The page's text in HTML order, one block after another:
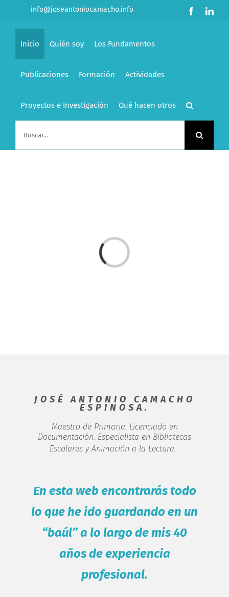
info@joseantoniocamacho.info Facebook
Inicio Quién soy Los Fundamentos
Publicaciones Formación Actividades
Proyectos e Investigación Qué hacen otros
Cargando...
JOSÉ ANTONIO CAMACHO
ESPINOSA.
Maestro de Primaria. Licenciado en
Documentación. Especialista en Bibliotecas
Escolares y Animación a la Lectura.
En esta web encontrarás todo
lo que he ido guardando en un
“baúl”a lo largo de mis 40
años de experiencia
profesional.